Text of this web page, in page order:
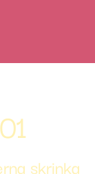
skrinka